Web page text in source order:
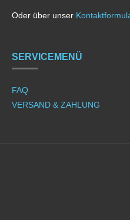
Oder über unser
SERVICEMENÜ
FAQ
VERSAND & ZAHLUNG